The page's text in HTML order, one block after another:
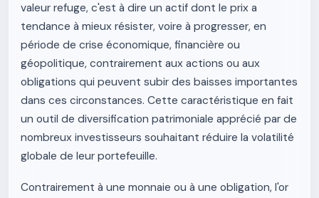
valeur refuge, c'est à dire un actif dont le prix a
tendance à mieux résister, voire à progresser, en
période de crise économique, financière ou
géopolitique, contrairement aux actions ou aux
obligations qui peuvent subir des baisses importantes
dans ces circonstances. Cette caractéristique en fait
un outil de diversification patrimoniale apprécié par de
nombreux investisseurs souhaitant réduire la volatilité
globale de leur portefeuille.
Contrairement à une monnaie ou à une obligation, l'or